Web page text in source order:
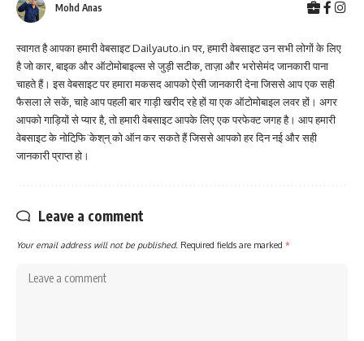
Mohd Anas
स्वागत है आपका हमारी वेबसाइट Dailyauto.in पर, हमारी वेबसाइट उन सभी लोगों के लिए
है जो कार, बाइक और ऑटोमोबाइल्स से जुड़ी सटीक, ताज़ा और भरोसेमंद जानकारी पाना
चाहते हैं। इस वेबसाइट पर हमारा मकसद आपको ऐसी जानकारी देना जिससे आप एक सही
फैसला ले सकें, चाहे आप पहली बार गाड़ी खरीद रहे हों या एक ऑटोमोबाइल लवर हों। अगर
आपको गाड़ियों से प्यार है, तो हमारी वेबसाइट आपके लिए एक परफेक्ट जगह है। आप हमारी
वेबसाइट के नोटिफि़ˈकेश्‌न्‌ को ऑन कर सकते हैं जिससे आपको हर दिन नई और सही
जानकारी प्राप्त हो।
Leave a comment
Your email address will not be published. Required fields are marked *